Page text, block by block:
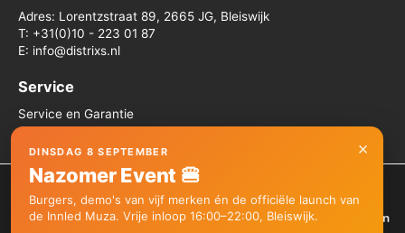
Adres: Lorentzstraat 89, 2665 JG, Bleiswijk
T: +31(0)10 - 223 01 87
E: info@distrixs.nl
Service
Service en Garantie
Algemene voorwaarden
Copyright © 2026 Distrixs
We gebruiken cookies om je de beste ervaring op onze site te
bieden.
Je kunt meer informatie vinden over welke cookies we gebruiken
×
DINSDAG 8 SEPTEMBER
Nazomer Event 🍔
Burgers, demo's van vijf merken én de officiële launch van
de Innled Muza. Vrije inloop 16:00–22:00, Bleiswijk.